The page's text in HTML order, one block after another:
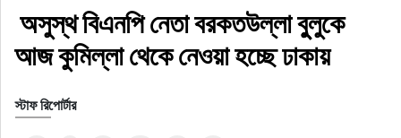
আর্ন্তজাতিক
অর্থনীতি
বৃহত্তর কুমিল্লা
অসুস্থ বিএনপি নেতা বরকতউল্লা বুুলুকে
আজ কুমিল্লা থেকে নেওয়া হচ্ছে ঢাকায়
স্টাফ রিপোর্টার